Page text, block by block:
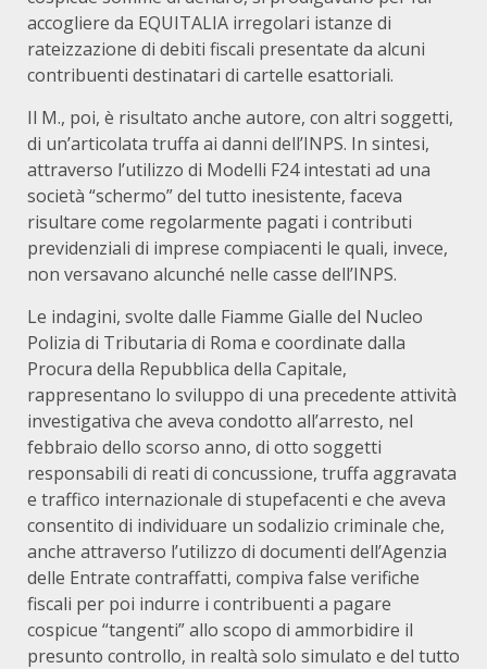
accogliere da EQUITALIA irregolari istanze di
rateizzazione di debiti fiscali presentate da alcuni
contribuenti destinatari di cartelle esattoriali.
Il M., poi, è risultato anche autore, con altri soggetti,
di un’articolata truffa ai danni dell’INPS. In sintesi,
attraverso l’utilizzo di Modelli F24 intestati ad una
società “schermo” del tutto inesistente, faceva
risultare come regolarmente pagati i contributi
previdenziali di imprese compiacenti le quali, invece,
non versavano alcunché nelle casse dell’INPS.
Le indagini, svolte dalle Fiamme Gialle del Nucleo
Polizia di Tributaria di Roma e coordinate dalla
Procura della Repubblica della Capitale,
rappresentano lo sviluppo di una precedente attività
investigativa che aveva condotto all’arresto, nel
febbraio dello scorso anno, di otto soggetti
responsabili di reati di concussione, truffa aggravata
e traffico internazionale di stupefacenti e che aveva
consentito di individuare un sodalizio criminale che,
anche attraverso l’utilizzo di documenti dell’Agenzia
delle Entrate contraffatti, compiva false verifiche
fiscali per poi indurre i contribuenti a pagare
cospicue “tangenti” allo scopo di ammorbidire il
presunto controllo, in realtà solo simulato e del tutto